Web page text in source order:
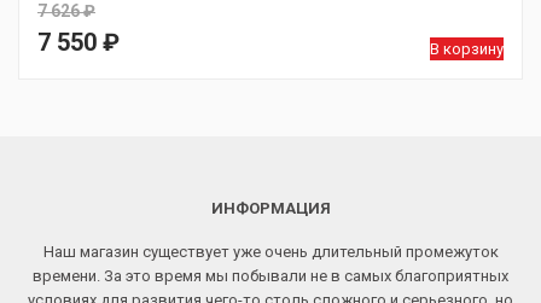
7 626₽
Первоначальная
7 550 ₽
В корзину
ИНФОРМАЦИЯ
Наш магазин существует уже очень длительный промежуток
времени. За это время мы побывали не в самых благоприятных